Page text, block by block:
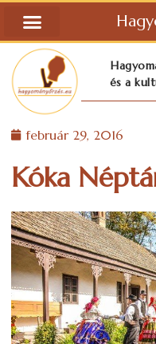
és a
február 29, 2016
Kóka